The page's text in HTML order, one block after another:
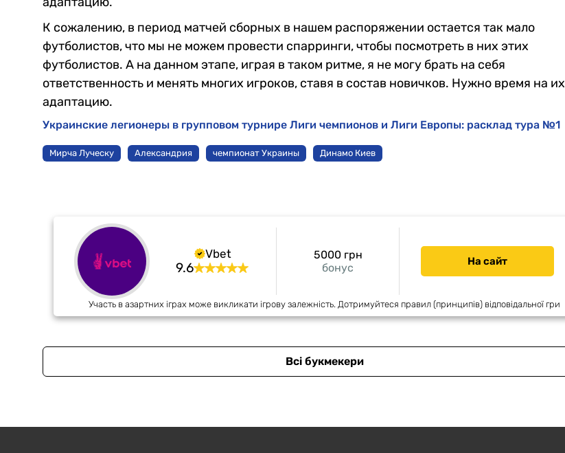
К сожалению, в период матчей сборных в нашем распоряжении остается так мало
футболистов, что мы не можем провести спарринги, чтобы посмотреть в них этих
футболистов. А на данном этапе, играя в таком ритме, я не могу брать на себя
ответственность и менять многих игроков, ставя в состав новичков. Нужно время на их
адаптацию.
Украинские легионеры в групповом турнире Лиги чемпионов и Лиги Европы: расклад тура №1
Мирча Луческу Александрия чемпионат Украины Динамо Киев
Vbet
9.6 бонус
5000 грн На сайт
Участь в азартних іграх може викликати ігрову залежність. Дотримуйтеся правил (принципів) відповідальної гри
Всі букмекери